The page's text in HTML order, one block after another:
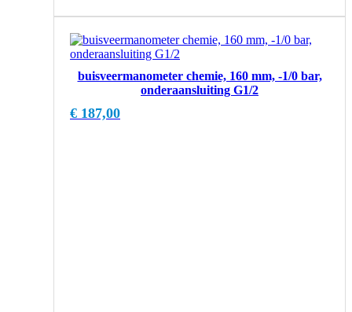
buisveermanometer chemie, 160 mm, -1/0 bar,
onderaansluiting G1/2
€ 187,00